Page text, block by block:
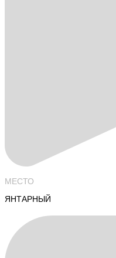
МЕСТО
ЯНТАРНЫЙ